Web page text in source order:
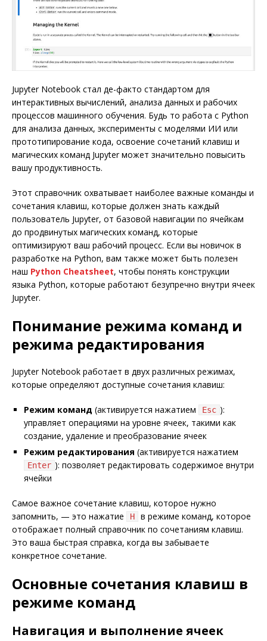
Jupyter Notebook стал де-факто стандартом для
интерактивных вычислений, анализа данных и рабочих
процессов машинного обучения. Будь то работа с Python
для анализа данных, эксперименты с моделями ИИ или
прототипирование кода, освоение сочетаний клавиш и
магических команд Jupyter может значительно повысить
вашу продуктивность.
Этот справочник охватывает наиболее важные команды и
сочетания клавиш, которые должен знать каждый
пользователь Jupyter, от базовой навигации по ячейкам
до продвинутых магических команд, которые
оптимизируют ваш рабочий процесс. Если вы новичок в
разработке на Python, вам также может быть полезен
наш Python Cheatsheet, чтобы понять конструкции
языка Python, которые работают безупречно внутри ячеек
Jupyter.
Понимание режима команд и
режима редактирования
Jupyter Notebook работает в двух различных режимах,
которые определяют доступные сочетания клавиш:
Режим команд (активируется нажатием Esc ):
управляет операциями на уровне ячеек, такими как
создание, удаление и преобразование ячеек
Режим редактирования (активируется нажатием
Enter ): позволяет редактировать содержимое внутри
ячейки
Самое важное сочетание клавиш, которое нужно
запомнить, — это нажатие
H
в режиме команд, которое
отображает полный справочник по сочетаниям клавиш.
Это ваша быстрая справка, когда вы забываете
конкретное сочетание.
Основные сочетания клавиш в
режиме команд
Навигация и выполнение ячеек